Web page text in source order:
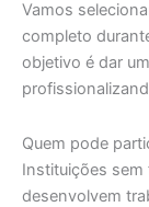
Vamos
completo
objetivo é dar
Quem pode
Instituições sem
desenvolvem